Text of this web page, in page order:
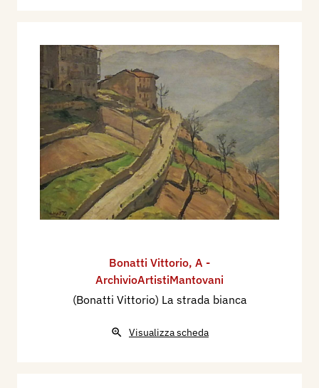
Bonatti Vittorio, A -
ArchivioArtistiMantovani
(Bonatti Vittorio) La strada bianca
Visualizza scheda